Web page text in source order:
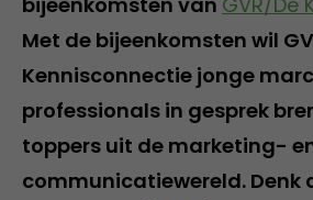
Met de bijeenkomsten wil
Kennisconnectie jonge
professionals in gesprek
toppers uit de marketing-
communicatiewereld. Denk